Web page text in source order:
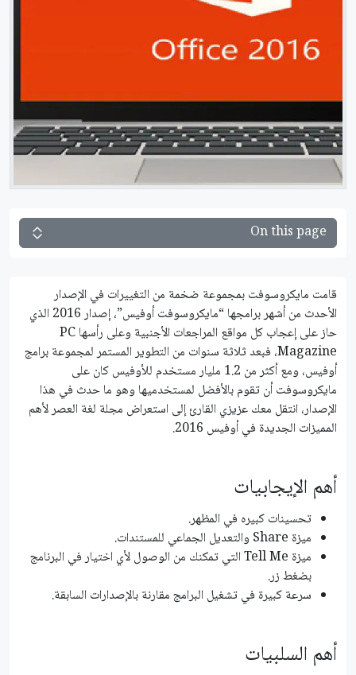
On this page
قامت مايكروسوفت بمجموعة ضخمة من التغييرات في الإصدار
الأحدث من أشهر برامجها “مايكروسوفت أوفيس”، إصدار 2016 الذي
حاز على إعجاب كل مواقع المراجعات الأجنبية وعلى رأسها PC
Magazine، فبعد ثلاثة سنوات من التطوير المستمر لمجموعة برامج
أوفيس، ومع أكثر من 1.2 مليار مستخدم للأوفيس كان على
مايكروسوفت أن تقوم بالأفضل لمستخدميها وهو ما حدث في هذا
الإصدار، انتقل معك عزيزي القارئ إلى استعراض مجلة لغة العصر لأهم
المميزات الجديدة في أوفيس 2016.
أهم الإيجابيات
تحسينات كبيره في المظهر.
ميزة Share والتعديل الجماعي للمستندات.
ميزة Tell Me التي تمكنك من الوصول لأي اختيار في البرنامج
بضغط زر.
سرعة كبيرة في تشغيل البرامج مقارنة بالإصدارات السابقة.
أهم السلبيات